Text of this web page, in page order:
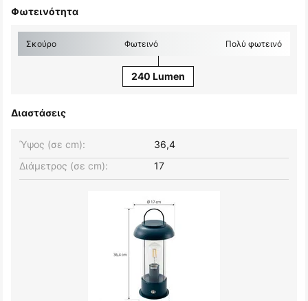
Φωτεινότητα
Σκούρο Φωτεινό Πολύ φωτεινό
240 Lumen
Διαστάσεις
Ύψος (σε cm):
36,4
Διάμετρος (σε cm):
17